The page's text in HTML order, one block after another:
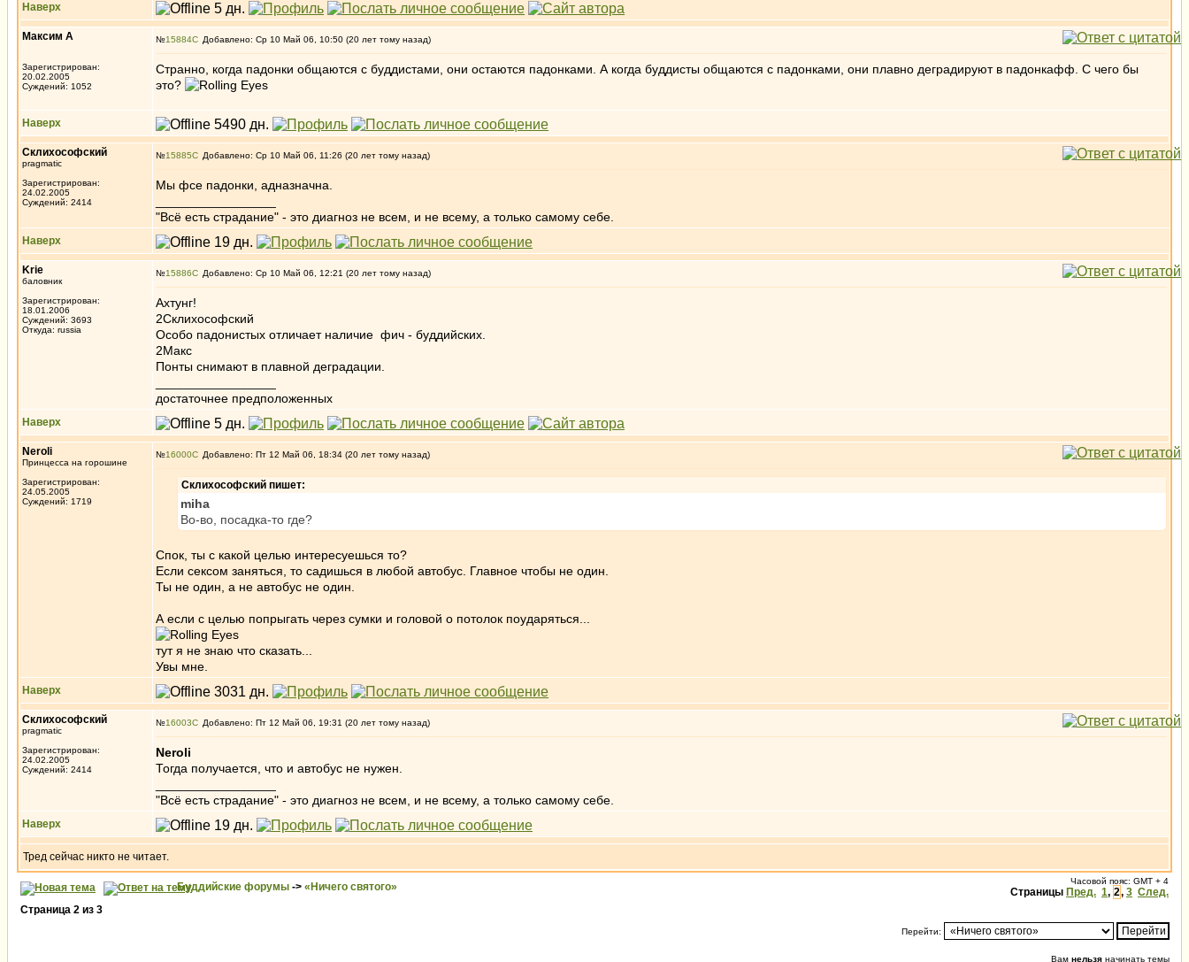
Наверх
Максим А
Зарегистрирован:
20.02.2005
Суждений: 1052
№15884 Добавлено: Ср 10 Май 06, 10:50 (20 лет тому назад)
Странно, когда падонки общаются с буддистами, они остаются падонками. А когда буддисты общаются с падонками, они плавно деградируют в падонкафф. С чего бы
это?
Наверх
Склихософский
pragmatic
Зарегистрирован:
24.02.2005
Суждений: 2414
№15885 Добавлено: Ср 10 Май 06, 11:26 (20 лет тому назад)
Мы фсе падонки, адназначна.
"Всё есть страдание" - это диагноз не всем, и не всему, а только самому себе.
Наверх
Krie
баловник
Зарегистрирован:
18.01.2006
Суждений: 3693
Откуда: russia
№15886 Добавлено: Ср 10 Май 06, 12:21 (20 лет тому назад)
Ахтунг!
2Склихософский
Особо падонистых отличает наличие фич - буддийских.
2Макс
Понты снимают в плавной деградации.
достаточнее предположенных
Наверх
Neroli
Принцесса на горошине
Зарегистрирован:
24.05.2005
Суждений: 1719
№16000 Добавлено: Пт 12 Май 06, 18:34 (20 лет тому назад)
Склихософский пишет:
miha
Во-во, посадка-то где?
Спок, ты с какой целью интересуешься то?
Если сексом заняться, то садишься в любой автобус. Главное чтобы не один.
Ты не один, а не автобус не один.
А если с целью попрыгать через сумки и головой о потолок поударяться...
тут я не знаю что сказать...
Увы мне.
Наверх
Склихософский
pragmatic
Зарегистрирован:
24.02.2005
Суждений: 2414
№16003 Добавлено: Пт 12 Май 06, 19:31 (20 лет тому назад)
Neroli
Тогда получается, что и автобус не нужен.
"Всё есть страдание" - это диагноз не всем, и не всему, а только самому себе.
Наверх
Тред сейчас никто не читает.
Буддийские форумы -> «Ничего святого» Часовой пояс: GMT + 4
Страницы Пред. 1, 2, 3 След.
Страница 2 из 3
Перейти:
Вам нельзя начинать темы